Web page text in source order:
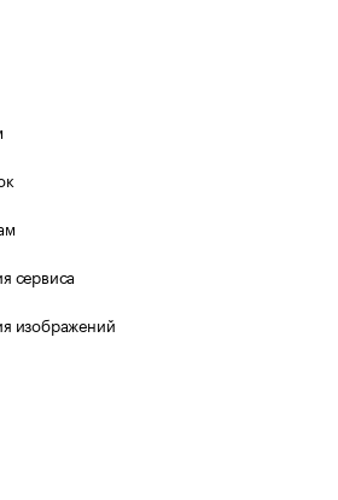
сервиса
изображений